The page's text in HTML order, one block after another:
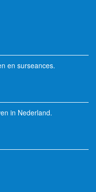
en surseances.
in Nederland.